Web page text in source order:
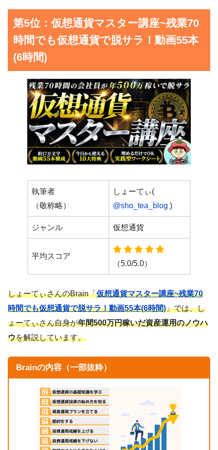
第5位：仮想通貨マスター講座~残業70
時間でも仮想通貨で脱サラ！動画55本
(6時間)
執筆者
（敬称略）
しょーてぃ(
@sho_tea_blog )
ジャンル 仮想通貨
平均スコア
（5.0/5.0）
しょーてぃさんのBrain「仮想通貨マスター講座~残業70
時間でも仮想通貨で脱サラ！動画55本(6時間)」では、し
ょーてぃさん自身が年間500万円稼いだ資産運用のノウハ
ウを解説しています。
Brainの内容（一部抜粋）